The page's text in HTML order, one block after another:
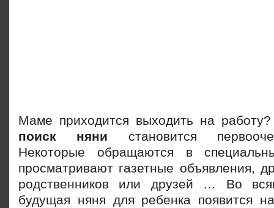
Маме приходится выходить на
поиск няни становится
Некоторые обращаются в
просматривают газетные объявления,
родственников или друзей … Во
будущая няня для ребенка появится